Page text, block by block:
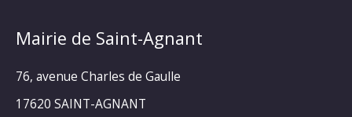
Mairie de Saint-Agnant
76, avenue Charles de Gaulle
17620 SAINT-AGNANT